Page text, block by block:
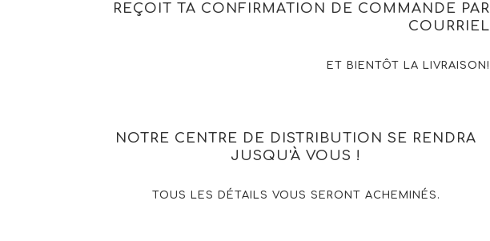
REÇOIT TA CONFIRMATION DE COMMANDE PAR
COURRIEL
ET BIENTÔT LA LIVRAISON!
NOTRE CENTRE DE DISTRIBUTION SE RENDRA
JUSQU'À VOUS !
TOUS LES DÉTAILS VOUS SERONT ACHEMINÉS.